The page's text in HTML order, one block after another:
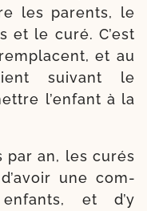
les parents, le
et le curé. C’est
et au
sui­vant le
l’en­fant à la
par an, les curés
une com­
et d’y